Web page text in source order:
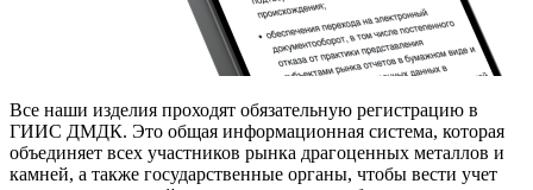
Все наши изделия проходят обязательную регистрацию в
ГИИС ДМДК. Это общая информационная система, которая
объединяет всех участников рынка драгоценных металлов и
камней, а также государственные органы, чтобы вести учет